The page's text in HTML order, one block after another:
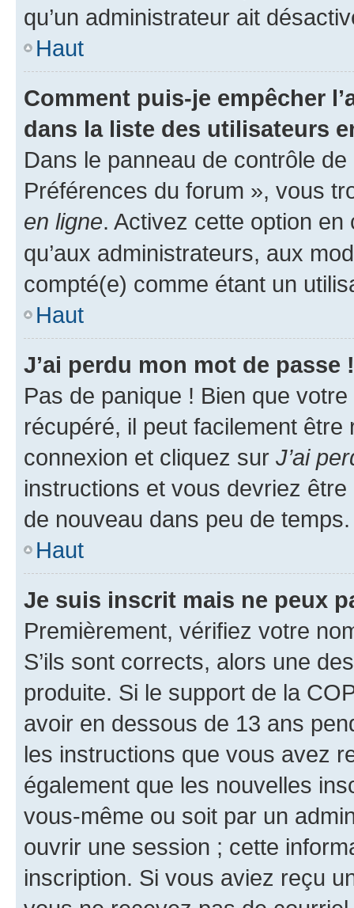
qu’un administrateur ait
Haut
Comment puis-je empêcher
dans la liste des utilisateurs
Dans le panneau de contrôle
Préférences du forum », vous
en ligne. Activez cette option
qu’aux administrateurs, aux
compté(e) comme étant un
Haut
J’ai perdu mon mot de passe !
Pas de panique ! Bien que
récupéré, il peut facilement
connexion et cliquez sur J’ai
instructions et vous devriez
de nouveau dans peu de temps.
Haut
Je suis inscrit mais ne peux
Premièrement, vérifiez votre
S’ils sont corrects, alors une
produite. Si le support de la
avoir en dessous de 13 ans
les instructions que vous avez
également que les nouvelles
vous-même ou soit par un
ouvrir une session ; cette
inscription. Si vous aviez reçu